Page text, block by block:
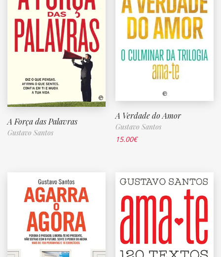
A Força das Palavras
Gustavo Santos
A Verdade do Amor
Gustavo Santos
15.00€